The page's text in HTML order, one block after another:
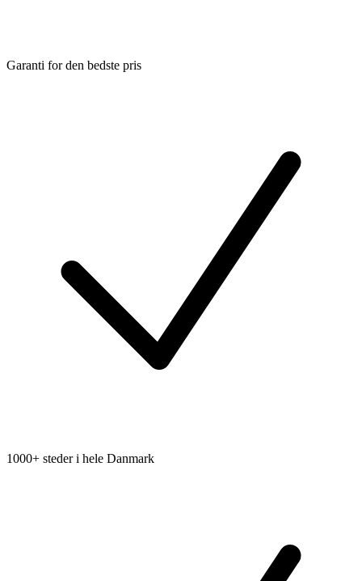
Garanti for den bedste pris
1000+ steder i hele Danmark